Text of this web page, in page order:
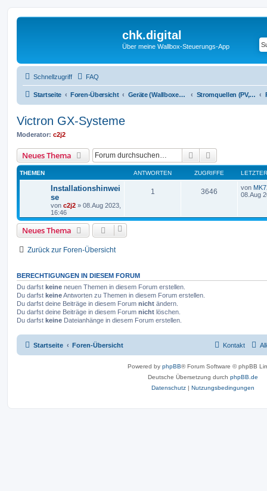
chk.digital
Über meine Wallbox-Steuerungs-App
Schnellzugriff FAQ
Startseite Foren-Übersicht Geräte (Wallboxen, Stromquellen, Autos) Stromquellen (PV, Speichersysteme, Smartmeter, Leseköpfe, ...)
Victron GX-Systeme
Moderator: c2j2
Neues Thema Suche
THEMEN ANTWORTEN ZUGRIFFE
Installationshinwei
se
von c2j2 » 08.Aug 2023,
16:46
1 3646 von
08.Aug
Neues Thema
Zurück zur Foren-Übersicht
BERECHTIGUNGEN IN DIESEM FORUM
Du darfst keine neuen Themen in diesem Forum erstellen.
Du darfst keineAntworten zu Themen in diesem Forum erstellen.
Du darfst deine Beiträge in diesem Forum nicht ändern.
Du darfst deine Beiträge in diesem Forum nicht löschen.
Du darfst keine Dateianhänge in diesem Forum erstellen.
Startseite Foren-Übersicht Kontakt
Powered by phpBB® Forum Software © phpBB
Deutsche Übersetzung durch phpBB.de
Datenschutz | Nutzungsbedingungen